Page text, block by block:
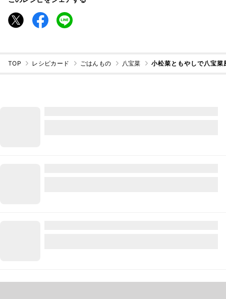
TOP レシピカード ごはんもの 八宝菜 小松菜ともやしで八宝菜